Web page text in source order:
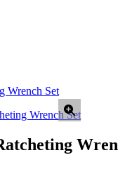
Wrench Set
Wren